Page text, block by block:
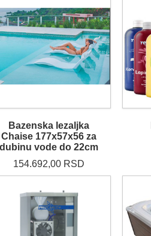
Bazenska lezaljka
Chaise 177x57x56 za
dubinu vode do 22cm
154.692,00 RSD